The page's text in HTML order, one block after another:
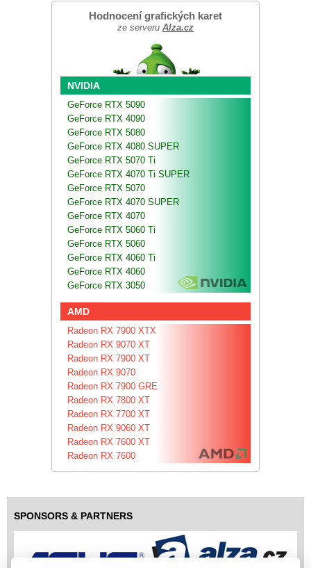
Hodnocení grafických karet
ze serveru Alza.cz
NVIDIA
GeForce RTX 5090
GeForce RTX 4090
GeForce RTX 5080
GeForce RTX 4080 SUPER
GeForce RTX 5070 Ti
GeForce RTX 4070 Ti SUPER
GeForce RTX 5070
GeForce RTX 4070 SUPER
GeForce RTX 4070
GeForce RTX 5060 Ti
GeForce RTX 5060
GeForce RTX 4060 Ti
GeForce RTX 4060
GeForce RTX 3050
AMD
Radeon RX 7900 XTX
Radeon RX 9070 XT
Radeon RX 7900 XT
Radeon RX 9070
Radeon RX 7900 GRE
Radeon RX 7800 XT
Radeon RX 7700 XT
Radeon RX 9060 XT
Radeon RX 7600 XT
Radeon RX 7600
SPONSORS & PARTNERS